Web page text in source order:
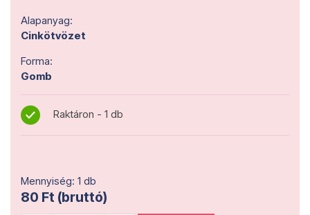
Alapanyag:
Cinkötvözet
Forma:
Gomb
Raktáron - 1 db
Mennyiség: 1 db
80 Ft (bruttó)